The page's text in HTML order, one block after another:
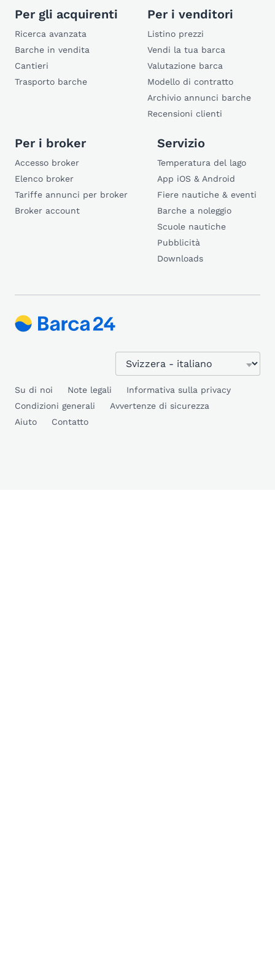
Per gli acquirenti
Ricerca avanzata
Barche in vendita
Cantieri
Trasporto barche
Per i venditori
Listino prezzi
Vendi la tua barca
Valutazione barca
Modello di contratto
Archivio annunci barche
Recensioni clienti
Per i broker
Accesso broker
Elenco broker
Tariffe annunci per broker
Broker account
Servizio
Temperatura del lago
App iOS & Android
Fiere nautiche & eventi
Barche a noleggio
Scuole nautiche
Pubblicità
Downloads
Su di noi Note legali
Informativa sulla privacy
Condizioni generali
Avvertenze di sicurezza
Aiuto
Contatto